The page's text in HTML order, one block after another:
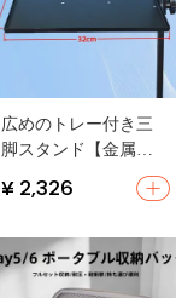
広めのトレー付き三
脚スタンド【金属
ン・プロジェクター
¥ 2,326